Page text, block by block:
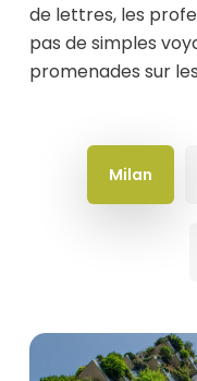
de lettres, les
pas de simples
promenades sur
Milan